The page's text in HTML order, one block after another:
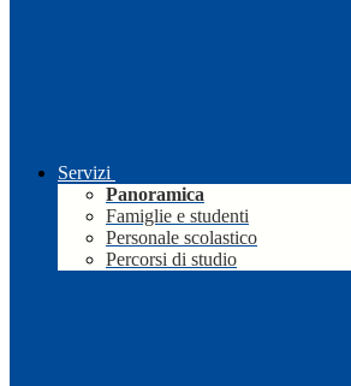
Servizi
Panoramica
Famiglie e studenti
Personale scolastico
Percorsi di studio